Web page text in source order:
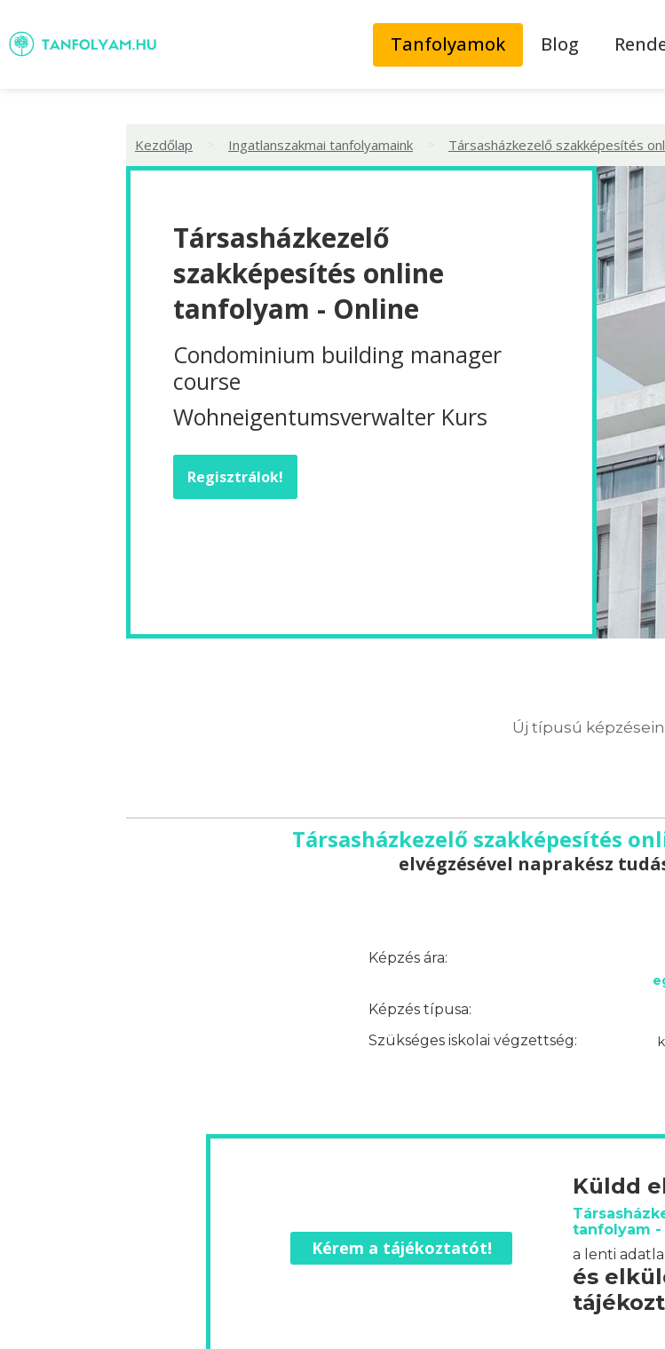
Tanfolyamok Blog
Kezdőlap Ingatlanszakmai tanfolyamaink Társasházkezelő szakképesítés
Társasházkezelő
szakképesítés online
tanfolyam - Online
Condominium building manager
course
Wohneigentumsverwalter Kurs
Regisztrálok!
Új típusú
Társasházkezelő szakképesítés
elvégzésével naprakész
Képzés ára:
Képzés típusa:
Szükséges iskolai végzettség:
Kérem a tájékoztatót!
Küldd
tanfolyam -
a lenti
és